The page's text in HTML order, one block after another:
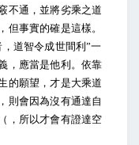
不通，並將劣乘之道
但事實的確是這樣。
道智令成世間利”一
，應當是他利。依靠
的願望，才是大乘道
則會因為沒有通達自
，所以才會有證達空